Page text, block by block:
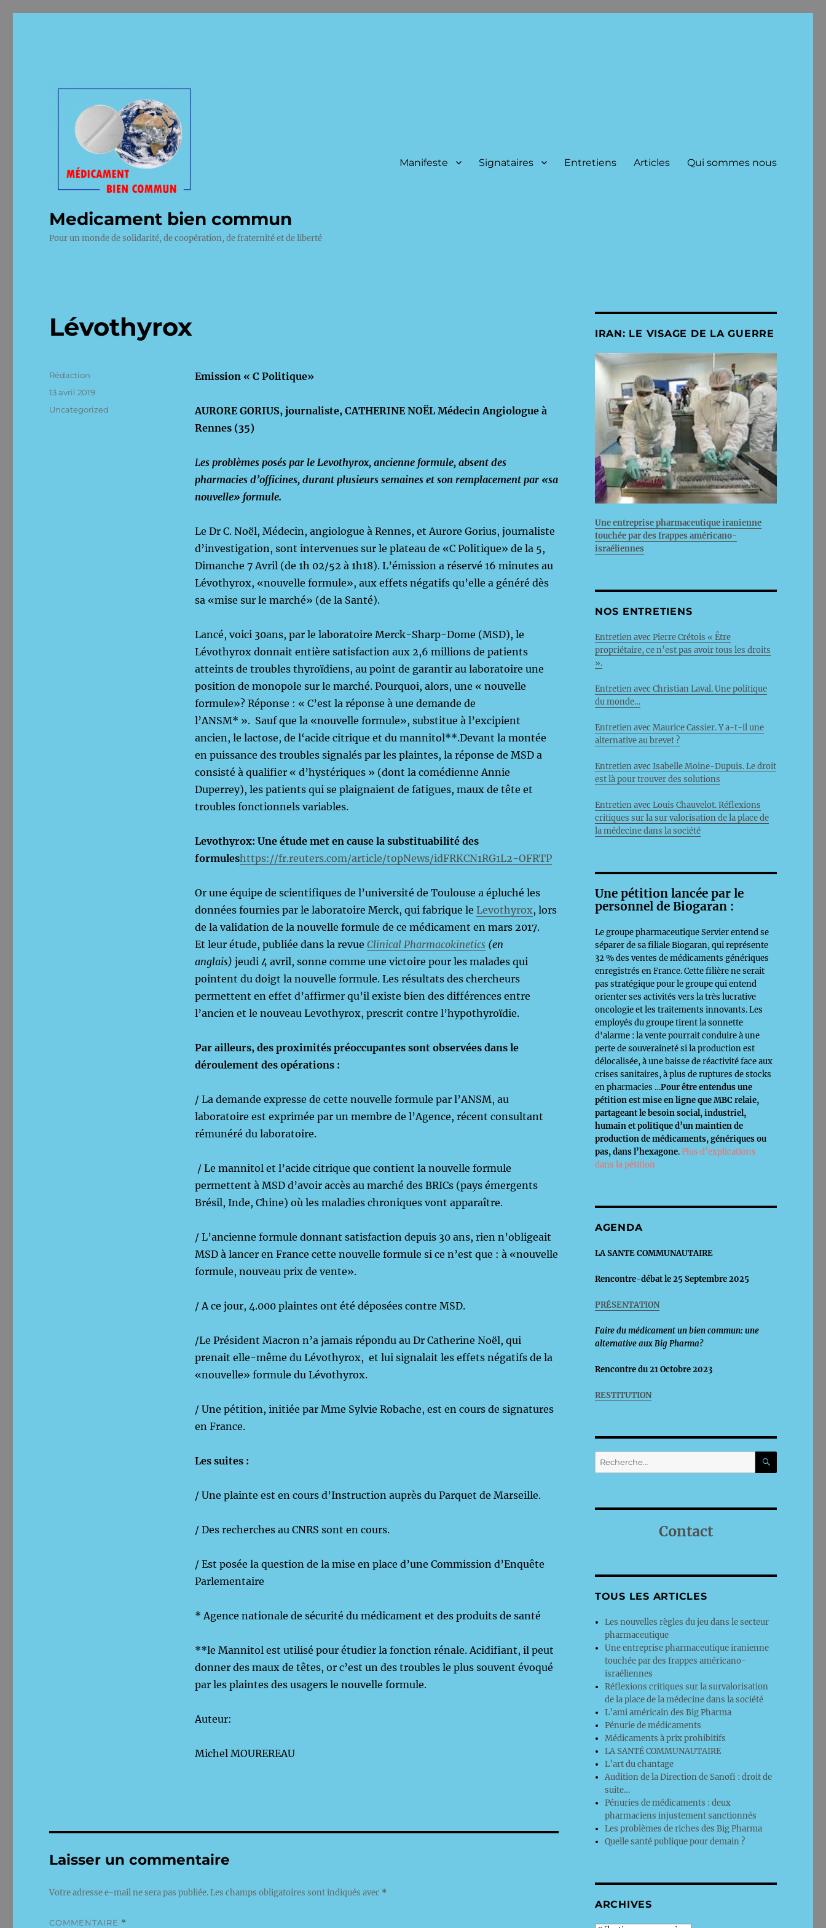
Medicament bien commun
Pour un monde de solidarité, de coopération, de fraternité et de liberté
Manifeste Signataires Entretiens Articles Qui sommes nous
Lévothyrox
Emission « C Politique»
AURORE GORIUS, journaliste, CATHERINE NOËL Médecin Angiologue à
Rennes (35)
Les problèmes posés par le Levothyrox, ancienne formule, absent des
pharmacies d’officines, durant plusieurs semaines et son remplacement par «sa
nouvelle» formule.
Le Dr C. Noël, Médecin, angiologue à Rennes, et Aurore Gorius, journaliste
d’investigation, sont intervenues sur le plateau de «C Politique» de la 5,
Dimanche 7 Avril (de 1h 02/52 à 1h18). L’émission a réservé 16 minutes au
Lévothyrox, «nouvelle formule», aux effets négatifs qu’elle a généré dès
sa «mise sur le marché» (de la Santé).
Lancé, voici 30ans, par le laboratoire Merck-Sharp-Dome (MSD), le
Lévothyrox donnait entière satisfaction aux 2,6 millions de patients
atteints de troubles thyroïdiens, au point de garantir au laboratoire une
position de monopole sur le marché. Pourquoi, alors, une « nouvelle
formule»? Réponse : « C’est la réponse à une demande de
l’ANSM* ». Sauf que la «nouvelle formule», substitue à l’excipient
ancien, le lactose, de l‘acide citrique et du mannitol**.Devant la montée
en puissance des troubles signalés par les plaintes, la réponse de MSD a
consisté à qualifier « d’hystériques » (dont la comédienne Annie
Duperrey), les patients qui se plaignaient de fatigues, maux de tête et
troubles fonctionnels variables.
Levothyrox: Une étude met en cause la substituabilité des
formuleshttps://fr.reuters.com/article/topNews/idFRKCN1RG1L2-OFRTP
Or une équipe de scientifiques de l’université de Toulouse a épluché les
données fournies par le laboratoire Merck, qui fabrique le Levothyrox, lors
de la validation de la nouvelle formule de ce médicament en mars 2017.
Et leur étude, publiée dans la revue Clinical Pharmacokinetics(en
anglais) jeudi 4 avril, sonne comme une victoire pour les malades qui
pointent du doigt la nouvelle formule. Les résultats des chercheurs
permettent en effet d’affirmer qu’il existe bien des différences entre
l’ancien et le nouveau Levothyrox, prescrit contre l’hypothyroïdie.
Par ailleurs, des proximités préoccupantes sont observées dans le
déroulement des opérations :
/ La demande expresse de cette nouvelle formule par l’ANSM, au
laboratoire est exprimée par un membre de l’Agence, récent consultant
rémunéré du laboratoire.
/ Le mannitol et l’acide citrique que contient la nouvelle formule
permettent à MSD d’avoir accès au marché des BRICs (pays émergents
Brésil, Inde, Chine) où les maladies chroniques vont apparaître.
/ L’ancienne formule donnant satisfaction depuis 30 ans, rien n’obligeait
MSD à lancer en France cette nouvelle formule si ce n’est que : à «nouvelle
formule, nouveau prix de vente».
/ A ce jour, 4.000 plaintes ont été déposées contre MSD.
/Le Président Macron n’a jamais répondu au Dr Catherine Noël, qui
prenait elle-même du Lévothyrox, et lui signalait les effets négatifs de la
«nouvelle» formule du Lévothyrox.
/ Une pétition, initiée par Mme Sylvie Robache, est en cours de signatures
en France.
Les suites :
/ Une plainte est en cours d’Instruction auprès du Parquet de Marseille.
/ Des recherches au CNRS sont en cours.
/ Est posée la question de la mise en place d’une Commission d’Enquête
Parlementaire
* Agence nationale de sécurité du médicament et des produits de santé
**le Mannitol est utilisé pour étudier la fonction rénale. Acidifiant, il peut
donner des maux de têtes, or c’est un des troubles le plus souvent évoqué
par les plaintes des usagers le nouvelle formule.
Auteur:
Michel MOUREREAU
Auteur
Rédaction
Publié
13 avril 2019
Catégories
Uncategorized
Laisser un commentaire
Votre adresse e-mail ne sera pas publiée.Les champs obligatoires sont indiqués avec *
COMMENTAIRE *
IRAN: LE VISAGE DE LA GUERRE
Une entreprise pharmaceutique iranienne
touchée par des frappes américano-
israéliennes
NOS ENTRETIENS
Entretien avec Pierre Crétois « Être
propriétaire, ce n’est pas avoir tous les droits
».
Entretien avec Christian Laval. Une politique
du monde…
Entretien avec Maurice Cassier. Y a-t-il une
alternative au brevet ?
Entretien avec Isabelle Moine-Dupuis. Le droit
est là pour trouver des solutions
Entretien avec Louis Chauvelot. Réflexions
critiques sur la sur valorisation de la place de
la médecine dans la société
Une pétition lancée par le
personnel de Biogaran :
Le groupe pharmaceutique Servier entend se
séparer de sa filiale Biogaran, qui représente
32 % des ventes de médicaments génériques
enregistrés en France. Cette filière ne serait
pas stratégique pour le groupe qui entend
orienter ses activités vers la très lucrative
oncologie et les traitements innovants. Les
employés du groupe tirent la sonnette
d'alarme : la vente pourrait conduire à une
perte de souveraineté si la production est
délocalisée, à une baisse de réactivité face aux
crises sanitaires, à plus de ruptures de stocks
en pharmacies …Pour être entendus une
pétition est mise en ligne que MBC relaie,
partageant le besoin social, industriel,
humain et politique d’un maintien de
production de médicaments, génériques ou
pas, dans l’hexagone.Plus d’explications
dans la pétition
AGENDA
LA SANTE COMMUNAUTAIRE
Rencontre-débat le 25 Septembre 2025
PRÉSENTATION
Faire du médicament un bien commun: une
alternative aux Big Pharma?
Rencontre du 21 Octobre 2023
RESTITUTION
Recherche
pour :
Contact
TOUS LES ARTICLES
Les nouvelles règles du jeu dans le secteur
pharmaceutique
Une entreprise pharmaceutique iranienne
touchée par des frappes américano-
israéliennes
Réflexions critiques sur la survalorisation
de la place de la médecine dans la société
L’ami américain des Big Pharma
Pénurie de médicaments
Médicaments à prix prohibitifs
LA SANTÉ COMMUNAUTAIRE
L’art du chantage
Audition de la Direction de Sanofi : droit de
suite…
Pénuries de médicaments : deux
pharmaciens injustement sanctionnés
Les problèmes de riches des Big Pharma
Quelle santé publique pour demain ?
ARCHIVES